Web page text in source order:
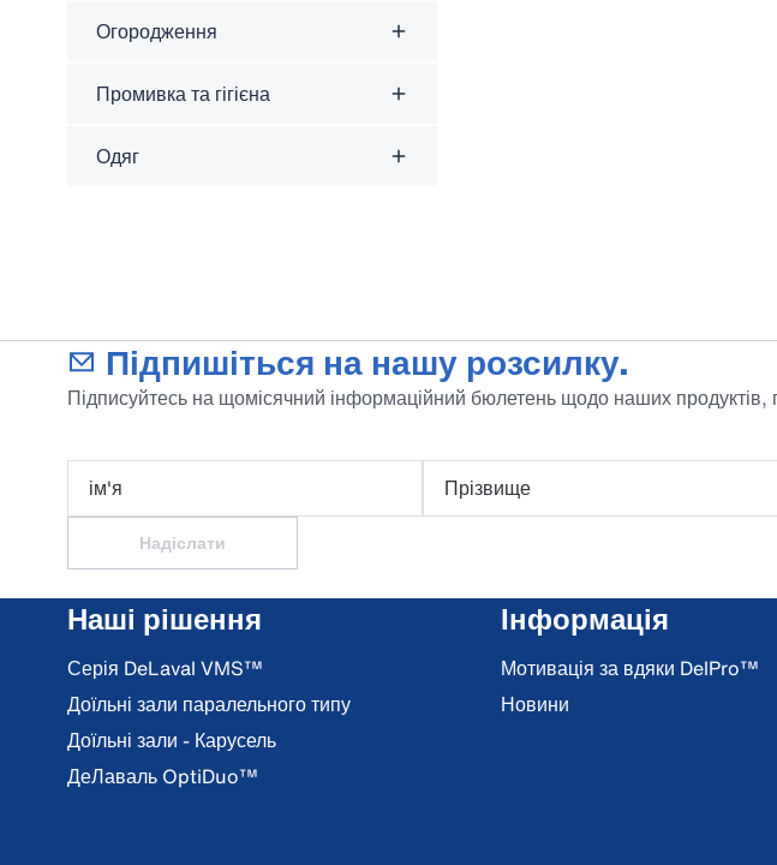
Огородження
Промивка та гігієна
Одяг
Підпишіться на нашу розсилку.
Підписуйтесь на щомісячний інформаційний бюлетень щодо наших продуктів,
ім'я Прізвище
Надіслати
Наші рішення
Серія DeLaval VMS™
Доїльні зали паралельного типу
Доїльні зали - Карусель
ДеЛаваль OptiDuo™
Інформація
Мотивація за вдяки DelPro™
Новини